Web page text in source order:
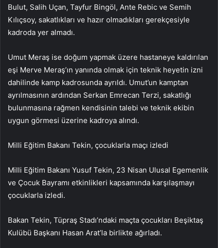
Bulut, Salih Uçan, Tayfur Bingöl, Ante Rebic ve Semih
Kılıçsoy, sakatlıkları ve hazır olmadıkları gerekçesiyle
kadroda yer almadı.
Umut Meraş ise doğum yapmak üzere hastaneye kaldırılan
eşi Merve Meraş’ın yanında olmak için teknik heyetin izni
dahilinde kamp kadrosunda ayrıldı. Umut’un kamptan
ayrılmasının ardından Serkan Emrecan Terzi, sakatlığı
bulunmasına rağmen kendisinin talebi ve teknik ekibin
uygun görmesi üzerine kadroya alındı.
Milli Eğitim Bakanı Tekin, çocuklarla maçı izledi
Milli Eğitim Bakanı Yusuf Tekin, 23 Nisan Ulusal Egemenlik
ve Çocuk Bayramı etkinlikleri kapsamında karşılaşmayı
çocuklarla izledi.
Bakan Tekin, Tüpraş Stadı’ndaki maçta çocukları Beşiktaş
Kulübü Başkanı Hasan Arat’la birlikte ağırladı.